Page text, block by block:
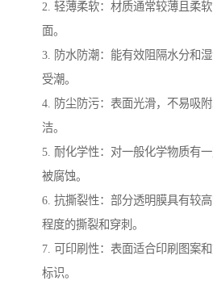
2. 轻薄柔软：材质通常较薄且柔
面。
3. 防水防潮：能有效阻隔水分和
受潮。
4. 防尘防污：表面光滑，不易吸
洁。
5. 耐化学性：对一般化学物质有
被腐蚀。
6. 抗撕裂性：部分透明膜具有较
程度的撕裂和穿刺。
7. 可印刷性：表面适合印刷图案
标识。